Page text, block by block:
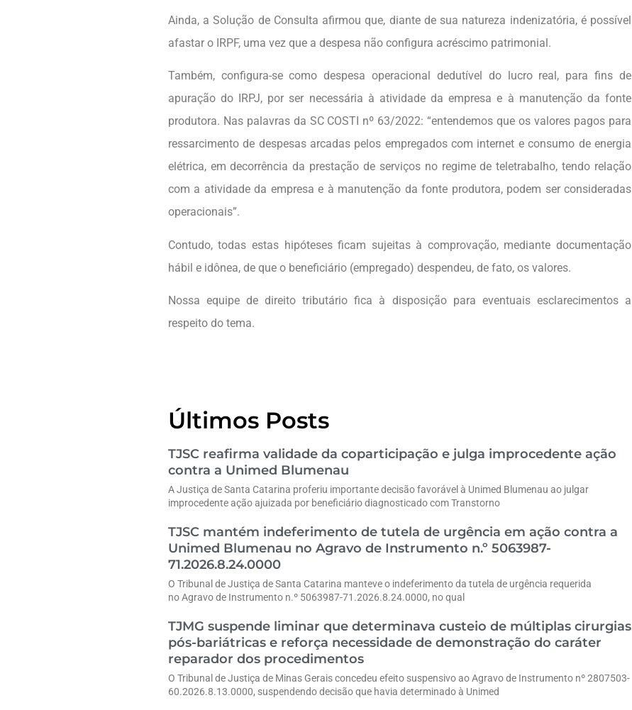
Ainda, a Solução de Consulta afirmou que, diante de sua natureza indenizatória, é possível
afastar o IRPF, uma vez que a despesa não configura acréscimo patrimonial.
Também, configura-se como despesa operacional dedutível do lucro real, para fins de
apuração do IRPJ, por ser necessária à atividade da empresa e à manutenção da fonte
produtora. Nas palavras da SC COSTI nº 63/2022: “entendemos que os valores pagos para
ressarcimento de despesas arcadas pelos empregados com internet e consumo de energia
elétrica, em decorrência da prestação de serviços no regime de teletrabalho, tendo relação
com a atividade da empresa e à manutenção da fonte produtora, podem ser consideradas
operacionais”.
Contudo, todas estas hipóteses ficam sujeitas à comprovação, mediante documentação
hábil e idônea, de que o beneficiário (empregado) despendeu, de fato, os valores.
Nossa equipe de direito tributário fica à disposição para eventuais esclarecimentos a
respeito do tema.
Últimos Posts
TJSC reafirma validade da coparticipação e julga improcedente ação
contra a Unimed Blumenau
A Justiça de Santa Catarina proferiu importante decisão favorável à Unimed Blumenau ao julgar
improcedente ação ajuizada por beneficiário diagnosticado com Transtorno
TJSC mantém indeferimento de tutela de urgência em ação contra a
Unimed Blumenau no Agravo de Instrumento n.º 5063987-
71.2026.8.24.0000
O Tribunal de Justiça de Santa Catarina manteve o indeferimento da tutela de urgência requerida
no Agravo de Instrumento n.º 5063987-71.2026.8.24.0000, no qual
TJMG suspende liminar que determinava custeio de múltiplas cirurgias
pós-bariátricas e reforça necessidade de demonstração do caráter
reparador dos procedimentos
O Tribunal de Justiça de Minas Gerais concedeu efeito suspensivo ao Agravo de Instrumento nº 2807503-
60.2026.8.13.0000, suspendendo decisão que havia determinado à Unimed